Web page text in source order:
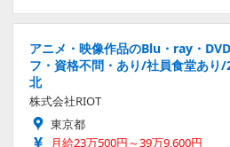
アニメ・映像作品のBlu・ray・
フ・資格不問・あり/社員食堂あり
北
株式会社RIOT
東京都
月給23万500円～39万9,600円